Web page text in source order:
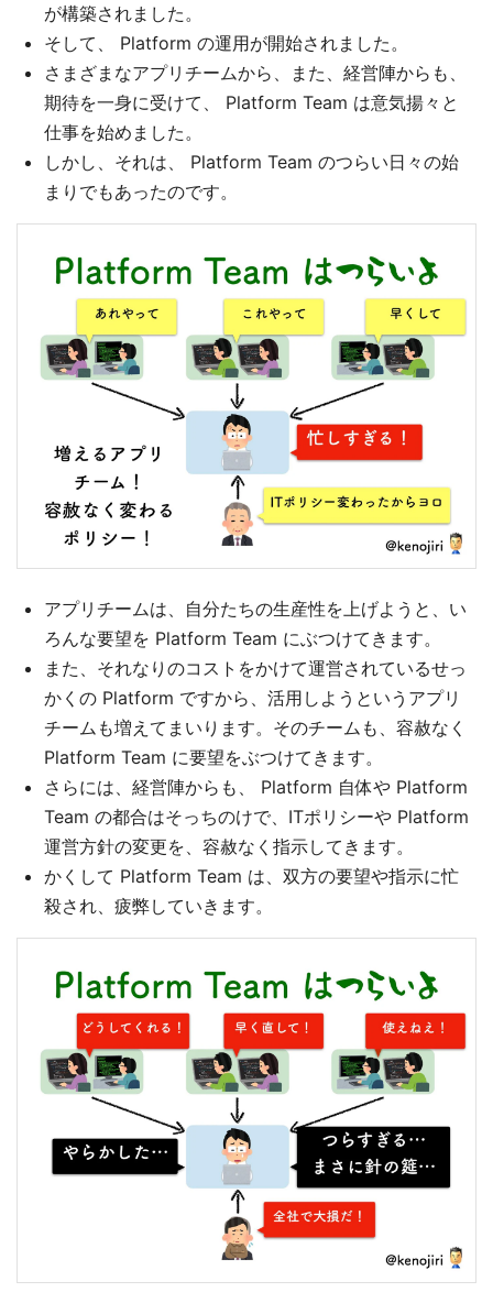
が構築されました。
そして、 Platform の運用が開始されました。
さまざまなアプリチームから、また、経営陣からも、
期待を一身に受けて、 Platform Team は意気揚々と
仕事を始めました。
しかし、それは、 Platform Team のつらい日々の始
まりでもあったのです。
アプリチームは、自分たちの生産性を上げようと、い
ろんな要望を Platform Team にぶつけてきます。
また、それなりのコストをかけて運営されているせっ
かくの Platform ですから、活用しようというアプリ
チームも増えてまいります。そのチームも、容赦なく
Platform Team に要望をぶつけてきます。
さらには、経営陣からも、 Platform 自体や Platform
Team の都合はそっちのけで、ITポリシーや Platform
運営方針の変更を、容赦なく指示してきます。
かくして Platform Team は、双方の要望や指示に忙
殺され、疲弊していきます。